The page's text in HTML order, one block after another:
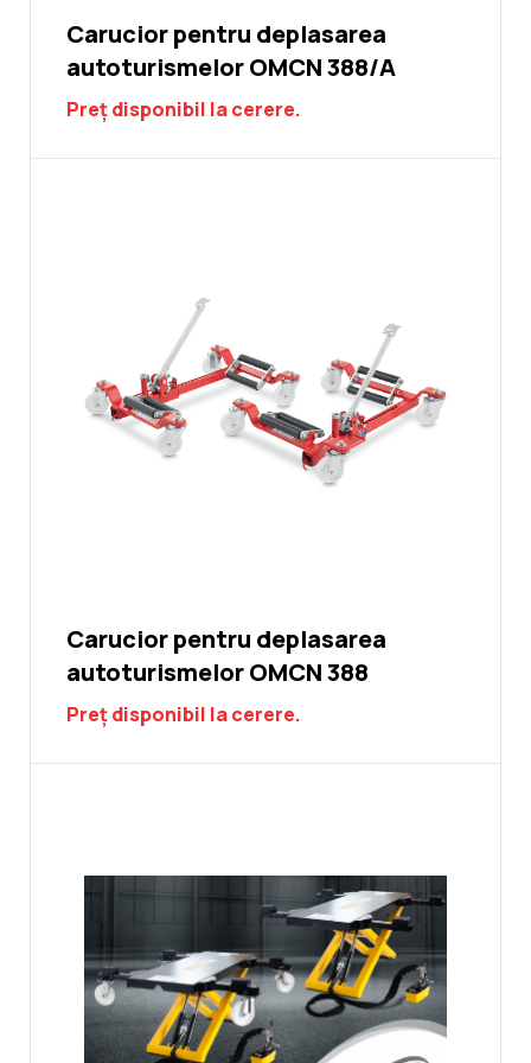
Carucior pentru deplasarea
autoturismelor OMCN 388/A
Preț disponibil la cerere.
Carucior pentru deplasarea
autoturismelor OMCN 388
Preț disponibil la cerere.